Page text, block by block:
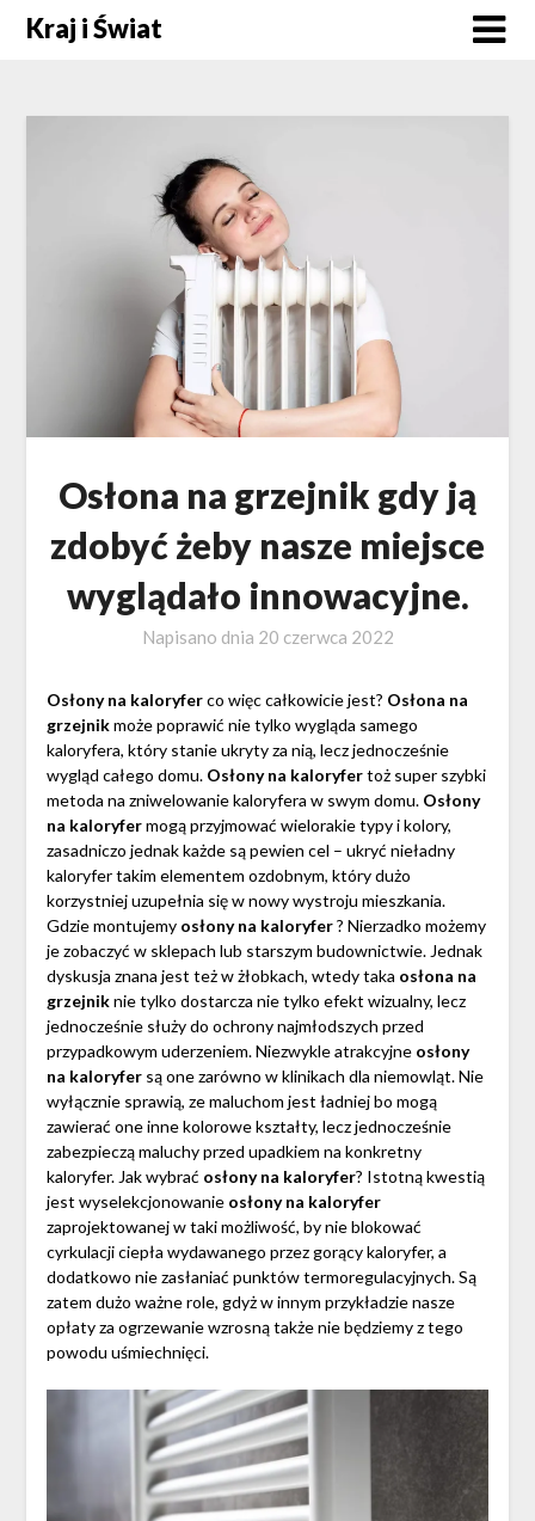
SkipKraj i Świat
Osłona na grzejnik gdy ją
zdobyć żeby nasze miejsce
wyglądało innowacyjne.
Napisano dnia 20 czerwca 2022
Osłony na kaloryferco więc całkowicie jest? Osłona na
grzejnikmoże poprawić nie tylko wygląda samego
kaloryfera, który stanie ukryty za nią, lecz jednocześnie
wygląd całego domu. Osłony na kaloryfertoż super szybki
metoda na zniwelowanie kaloryfera w swym domu. Osłony
na kaloryfermogą przyjmować wielorakie typy i kolory,
zasadniczo jednak każde są pewien cel – ukryć nieładny
kaloryfer takim elementem ozdobnym, który dużo
korzystniej uzupełnia się w nowy wystroju mieszkania.
Gdzie montujemy osłony na kaloryfer? Nierzadko możemy
je zobaczyć w sklepach lub starszym budownictwie. Jednak
dyskusja znana jest też w żłobkach, wtedy taka osłona na
grzejniknie tylko dostarcza nie tylko efekt wizualny, lecz
jednocześnie służy do ochrony najmłodszych przed
przypadkowym uderzeniem. Niezwykle atrakcyjne osłony
na kaloryfersą one zarówno w klinikach dla niemowląt. Nie
wyłącznie sprawią, ze maluchom jest ładniej bo mogą
zawierać one inne kolorowe kształty, lecz jednocześnie
zabezpieczą maluchy przed upadkiem na konkretny
kaloryfer. Jak wybrać osłony na kaloryfer? Istotną kwestią
jest wyselekcjonowanie osłony na kaloryfer
zaprojektowanej w taki możliwość, by nie blokować
cyrkulacji ciepła wydawanego przez gorący kaloryfer, a
dodatkowo nie zasłaniać punktów termoregulacyjnych. Są
zatem dużo ważne role, gdyż w innym przykładzie nasze
opłaty za ogrzewanie wzrosną także nie będziemy z tego
powodu uśmiechnięci.